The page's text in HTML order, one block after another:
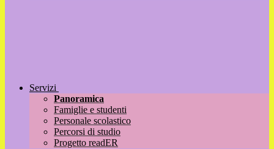
Servizi
Panoramica
Famiglie e studenti
Personale scolastico
Percorsi di studio
Progetto readER